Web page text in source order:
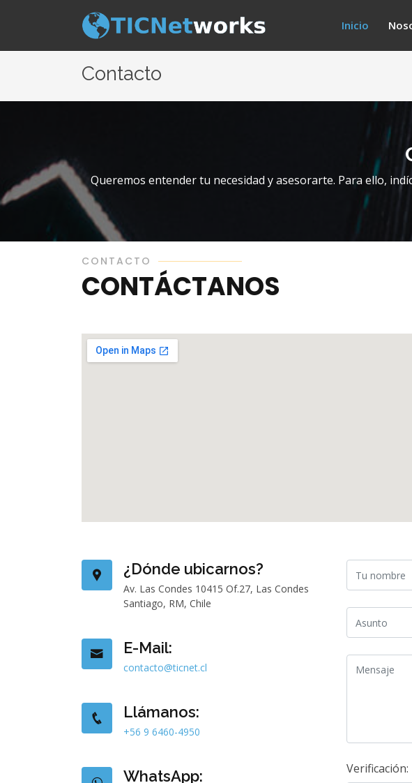
Inicio
Contacto
Queremos entender tu necesidad y asesorarte. Para ello,
CONTACTO
CONTÁCTANOS
¿Dónde ubicarnos?
Av. Las Condes 10415 Of.27, Las Condes
Santiago, RM, Chile
E-Mail:
contacto@ticnet.cl
Llámanos:
+56 9 6460-4950
WhatsApp: Verificación: